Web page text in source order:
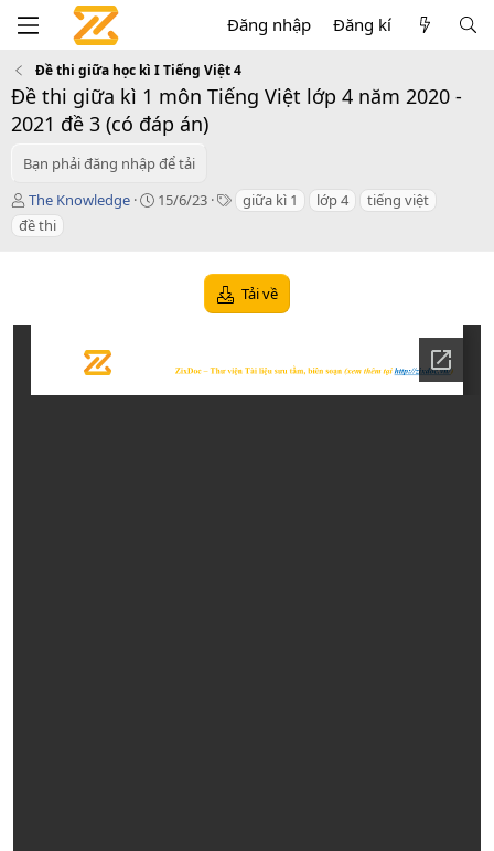
Đăng nhập Đăng kí
Đề thi giữa học kì I Tiếng Việt 4
Đề thi giữa kì 1 môn Tiếng Việt lớp 4 năm 2020 -
2021 đề 3 (có đáp án)
Bạn phải đăng nhập để tải
T
á
c
The Knowledge
C
t
15/6/23
T giữa kì 1 lớp 4
tiếng việt
đề thi
Tải về